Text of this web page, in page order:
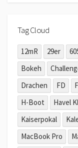
Tag Cloud
12mR 29er
Bokeh
Drachen
FD
H-Boot
Havel
Kaiserpokal
MacBook Pro